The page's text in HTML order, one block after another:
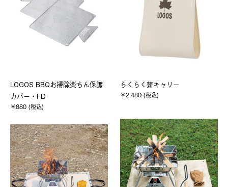
LOGOS BBQお掃除楽ちん保護
カバー・FD
￥880 (税込)
らくらく薪キャリー
￥2,480 (税込)